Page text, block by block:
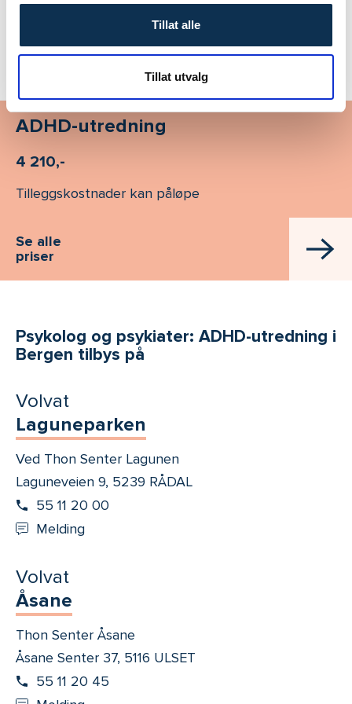
Tillat alle
Tillat utvalg
ADHD-utredning
4 210,-
Tilleggskostnader kan påløpe
Se alle
priser
Psykolog og psykiater: ADHD-utredning i
Bergen tilbys på
Volvat
Laguneparken
Ved Thon Senter Lagunen
Laguneveien 9, 5239 RÅDAL
55 11 20 00
Melding
Volvat
Åsane
Thon Senter Åsane
Åsane Senter 37, 5116 ULSET
55 11 20 45